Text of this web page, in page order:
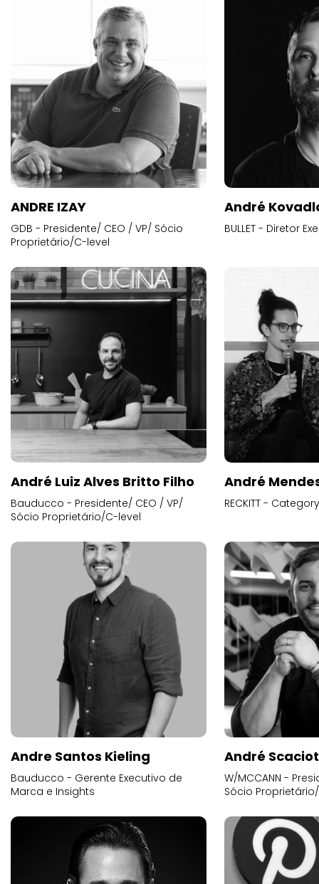
ANDRE IZAY
GDB - Presidente/ CEO / VP/ Sócio
Proprietário/C-level
André
BULLET - Diretor
André Luiz Alves Britto Filho
Bauducco - Presidente/ CEO / VP/
Sócio Proprietário/C-level
André
RECKITT -
Andre Santos Kieling
Bauducco - Gerente Executivo de
Marca e Insights
André
W/MCCANN -
Sócio